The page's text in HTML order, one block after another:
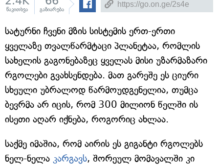
წაკითხვა გაზიარება
სატურნი ჩვენი მზის სისტემის ერთ-ერთი
ყველაზე თვალწარმტაცი პლანეტაა, რომლის
სახელის გაგონებაზეც ყველას მისი უზარმაზარი
რგოლები გვახსენდება. მათ გარეშე ეს ციური
სხეული უბრალოდ წარმოუდგენელია, თუმცა
ბევრმა არ იცის, რომ 300 მილიონ წელში ის
ისეთი აღარ იქნება, როგორიც ახლაა.
საქმე იმაშია, რომ აირის ეს გიგანტი რგოლებს
ნელ-ნელა კარგავს, შორეულ მომავალში კი